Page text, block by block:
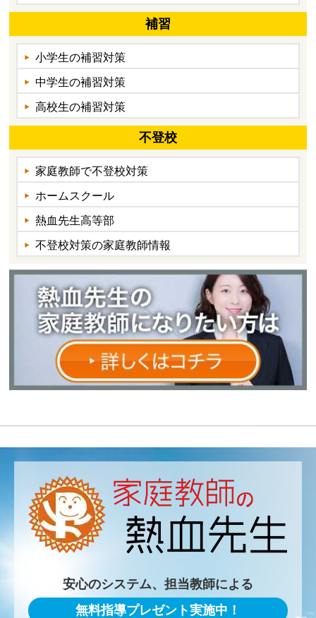
補習
小学生の補習対策
中学生の補習対策
高校生の補習対策
不登校
家庭教師で不登校対策
ホームスクール
熱血先生高等部
不登校対策の家庭教師情報
安心のシステム、担当教師による
無料指導プレゼント実施中！